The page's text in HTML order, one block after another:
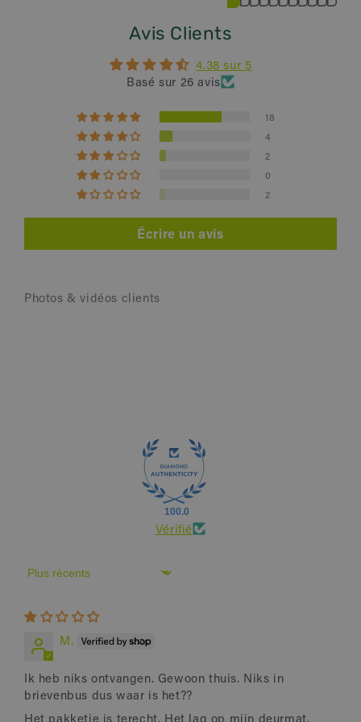
Avis Clients
4.38 sur 5
Basé sur 26 avis
18
4
2
0
2
Écrire un avis
Photos & vidéos clients
100.0
Vérifié
Sort by
M.
Ik heb niks ontvangen. Gewoon thuis. Niks in
brievenbus dus waar is het??
Het pakketje is terecht. Het lag op mijn deurmat.